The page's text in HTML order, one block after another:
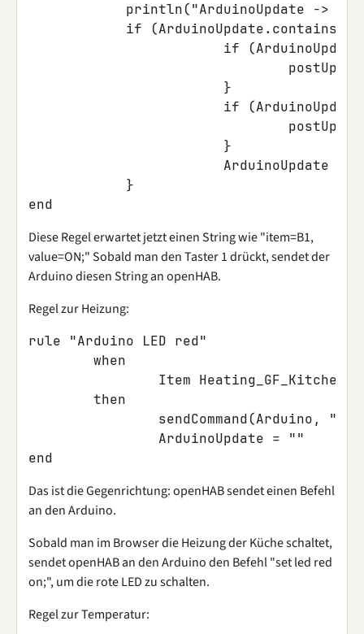
println("ArduinoUpdate -> "
if
(ArduinoUpdate. contains
if
(ArduinoUpdate
}
if
(ArduinoUpdate
}
ArduinoUpdate
}
end
Diese Regel erwartet jetzt einen String wie "item=B1,
value=ON;" Sobald man den Taster 1 drückt, sendet der
Arduino diesen String an openHAB.
Regel zur Heizung:
rule
"Arduino LED red"
when
Item Heating_GF_Kitchen
then
sendCommand(Arduino ,
ArduinoUpdate =
""
end
Das ist die Gegenrichtung: openHAB sendet einen Befehl
an den Arduino.
Sobald man im Browser die Heizung der Küche schaltet,
sendet openHAB an den Arduino den Befehl "set led red
on;", um die rote LED zu schalten.
Regel zur Temperatur: